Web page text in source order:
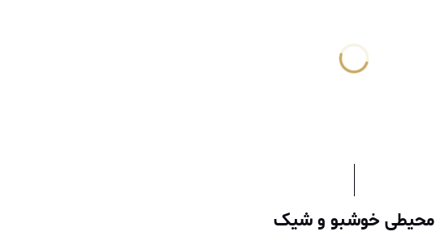
محیطی خوشبو و شیک